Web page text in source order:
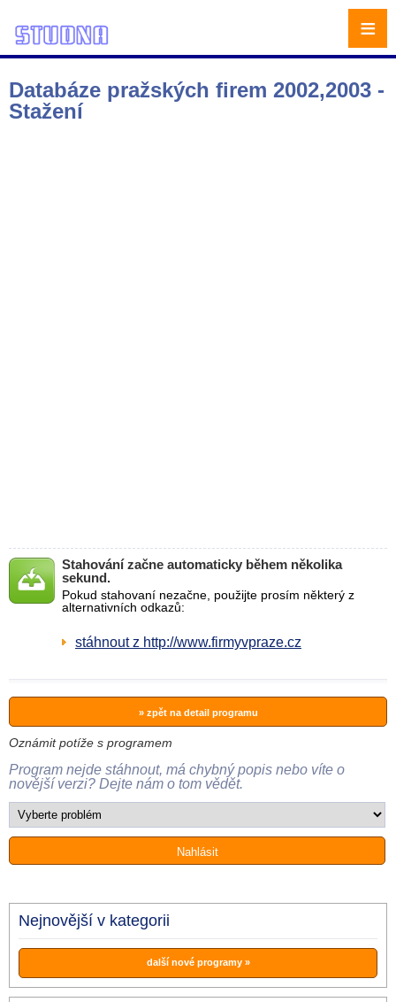
Databáze pražských firem 2002,2003 -
Stažení
Stahování začne automaticky během několika
sekund.
Pokud stahovaní nezačne, použijte prosím některý z
alternativních odkazů:
stáhnout z http://www.firmyvpraze.cz
» zpět na detail programu
Oznámit potíže s programem
Program nejde stáhnout, má chybný popis nebo víte o
novější verzi? Dejte nám o tom vědět.
Nejnovější v kategorii
další nové programy »
≡